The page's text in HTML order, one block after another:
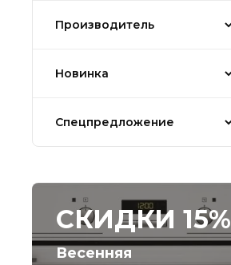
Производитель
Новинка
Спецпредложение
СКИДКИ 15%
Весенняя